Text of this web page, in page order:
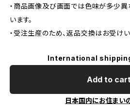
・商品画像及び画面では色味が多少異
います。
・受注生産のため、返品交換はお受けい
International
Add to
日本国内にお住まい